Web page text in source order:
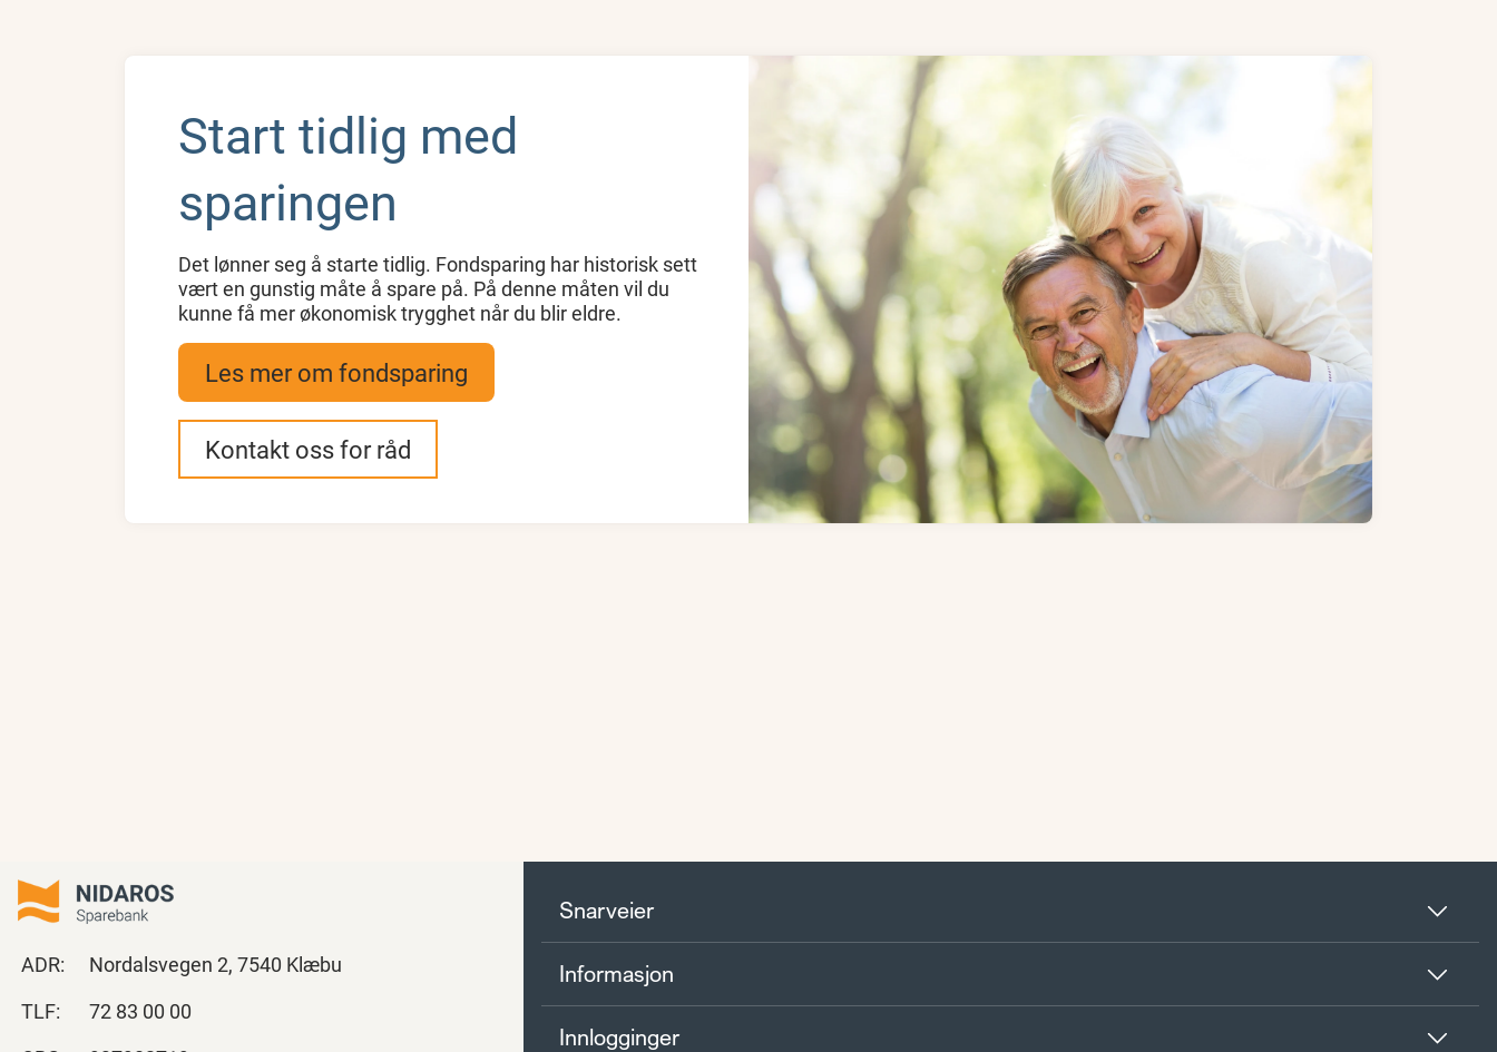
Start tidlig med
sparingen
Det lønner seg å starte tidlig. Fondsparing har historisk sett
vært en gunstig måte å spare på. På denne måten vil du
kunne få mer økonomisk trygghet når du blir eldre.
Kontakt oss for råd
Les mer om fondsparing
Snarveier
Informasjon
Innlogginger
ADR:
Nordalsvegen 2, 7540 Klæbu
TLF:
72 83 00 00